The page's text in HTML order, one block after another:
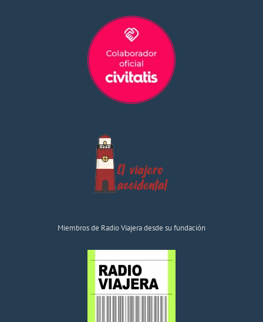
Miembros de Radio Viajera desde su fundación